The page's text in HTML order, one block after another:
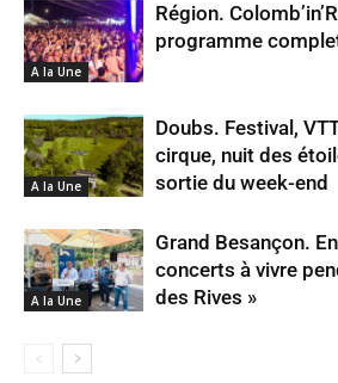
A la Une
Région.
programme
A la Une
Doubs. Festival,
cirque, nuit des
sortie du week-end
A la Une
Grand Besançon.
concerts à vivre
des Rives »